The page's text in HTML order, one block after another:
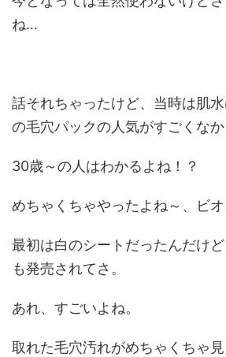
ね…
話それちゃったけど、当時は肌
の毛穴パックの人気がすごくなか
30歳～の人はわかるよね！？
めちゃくちゃやったよね～、ビオ
最初は白のシートだったんだけ
も発売されてさ。
あれ、すごいよね。
取れた毛穴汚れがめちゃくちゃ見